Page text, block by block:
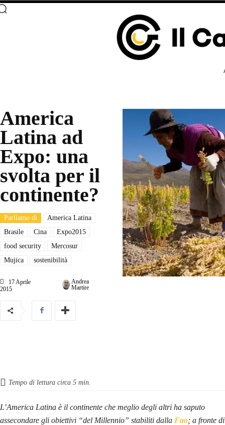
America
Latina ad
Expo: una
svolta per il
continente?
Parliamo di
America Latina
Brasile
Cina
Expo2015
food security
Mercosur
Mujica
sostenibilità
17 Aprile
2015
Andrea
Martire
Fonte: The Guardian
Tempo di lettura circa 5 min.
L’America Latina è il continente che meglio degli altri ha saputo
assecondare gli obiettivi “del Millennio” stabiliti dalla Fao; a fronte di